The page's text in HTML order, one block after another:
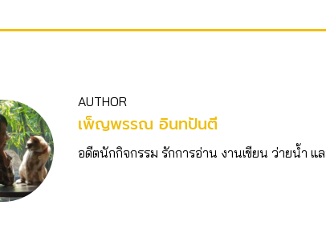
AUTHOR
เพ็ญพรรณ อินทปันตี
อดีตนักกิจกรรม รักการอ่าน งานเขียน ว่ายน้ำ แ